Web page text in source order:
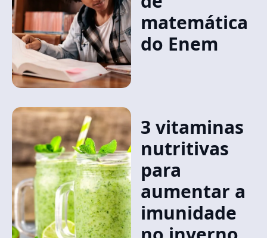
matemática
do Enem
3 vitaminas
nutritivas
para
aumentar a
imunidade